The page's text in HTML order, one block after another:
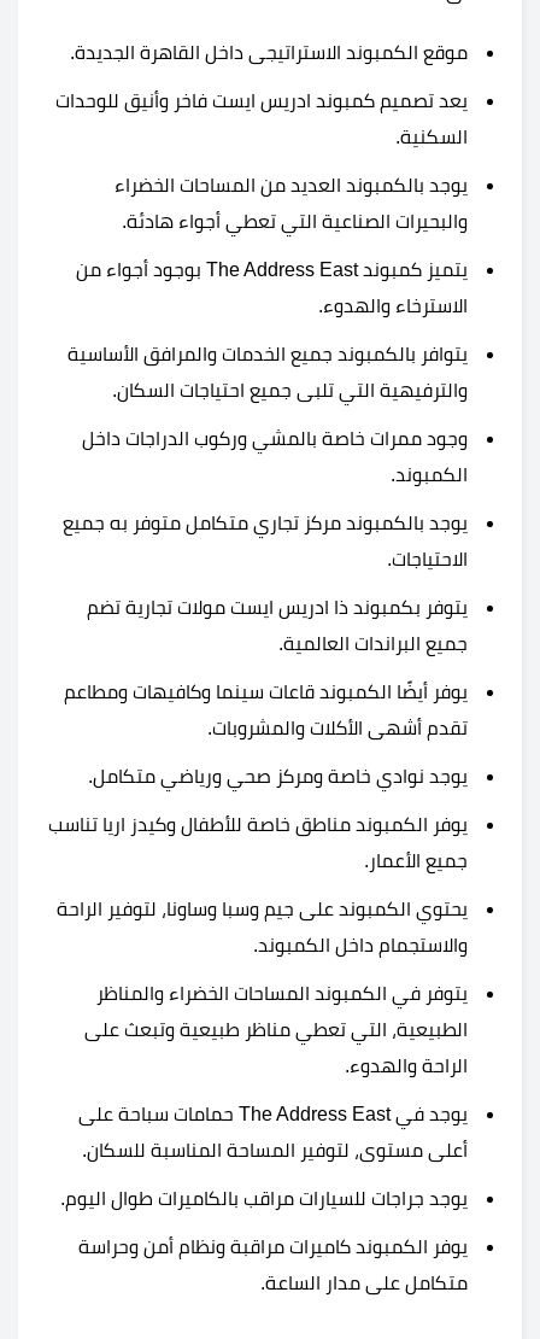
موقع الكمبوند الاستراتيجى داخل القاهرة الجديدة.
يعد تصميم كمبوند ادريس ايست فاخر وأنيق للوحدات
السكنية.
يوجد بالكمبوند العديد من المساحات الخضراء
والبحيرات الصناعية التي تعطي أجواء هادئة.
يتميز كمبوند The Address East بوجود أجواء من
الاسترخاء والهدوء.
يتوافر بالكمبوند جميع الخدمات والمرافق الأساسية
والترفيهية التي تلبى جميع احتياجات السكان.
وجود ممرات خاصة بالمشي وركوب الدراجات داخل
الكمبوند.
يوجد بالكمبوند مركز تجاري متكامل متوفر به جميع
الاحتياجات.
يتوفر بكمبوند ذا ادريس ايست مولات تجارية تضم
جميع البراندات العالمية.
يوفر أيضًا الكمبوند قاعات سينما وكافيهات ومطاعم
تقدم أشهى الأكلات والمشروبات.
يوجد نوادي خاصة ومركز صحي ورياضي متكامل.
يوفر الكمبوند مناطق خاصة للأطفال وكيدز اريا تناسب
جميع الأعمار.
يحتوي الكمبوند على جيم وسبا وساونا، لتوفير الراحة
والاستجمام داخل الكمبوند.
يتوفر في الكمبوند المساحات الخضراء والمناظر
الطبيعية، التي تعطي مناظر طبيعية وتبعث على
الراحة والهدوء.
يوجد في The Address East حمامات سباحة على
أعلى مستوى، لتوفير المساحة المناسبة للسكان.
يوجد جراجات للسيارات مراقب بالكاميرات طوال اليوم.
يوفر الكمبوند كاميرات مراقبة ونظام أمن وحراسة
متكامل على مدار الساعة.